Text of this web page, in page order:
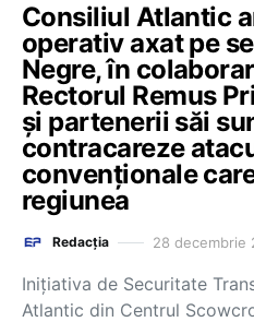
Consiliul Atlantic
operativ axat pe
Negre, în
Rectorul Remus
și partenerii săi
contracareze
convenționale
regiunea
Redacția 28 decembrie
Inițiativa de Securitate
Atlantic din Centrul